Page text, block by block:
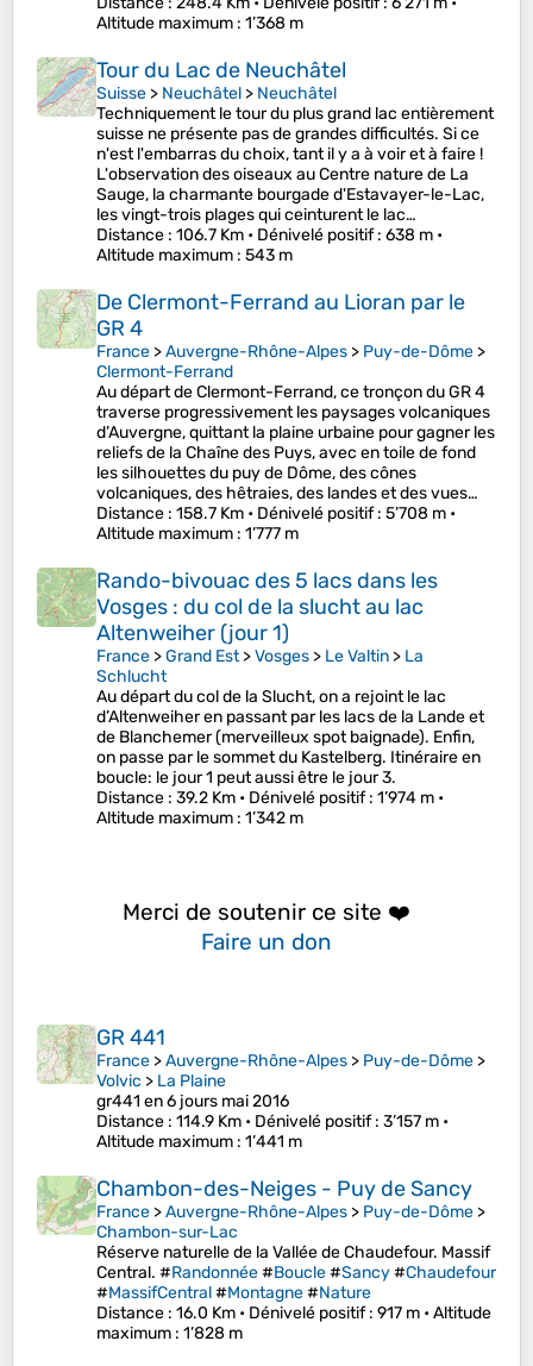
Altitude maximum : 1’368 m
Tour du Lac de Neuchâtel
Suisse > Neuchâtel > Neuchâtel
Techniquement le tour du plus grand lac entièrement
suisse ne présente pas de grandes difficultés. Si ce
n'est l'embarras du choix, tant il y a à voir et à faire !
L'observation des oiseaux au Centre nature de La
Sauge, la charmante bourgade d'Estavayer-le-Lac,
les vingt-trois plages qui ceinturent le lac…
Distance : 106.7 Km • Dénivelé positif: 638 m •
Altitude maximum : 543 m
De Clermont-Ferrand au Lioran par le
GR 4
France >Auvergne-Rhône-Alpes > Puy-de-Dôme >
Clermont-Ferrand
Au départ de Clermont-Ferrand, ce tronçon du GR 4
traverse progressivement les paysages volcaniques
d’Auvergne, quittant la plaine urbaine pour gagner les
reliefs de la Chaîne des Puys, avec en toile de fond
les silhouettes du puy de Dôme, des cônes
volcaniques, des hêtraies, des landes et des vues…
Distance : 158.7 Km • Dénivelé positif: 5’708 m •
Altitude maximum : 1’777 m
Rando-bivouac des 5 lacs dans les
Vosges : du col de la slucht au lac
Altenweiher (jour 1)
France >Grand Est>Vosges > Le Valtin > La
Schlucht
Au départ du col de la Slucht, on a rejoint le lac
d’Altenweiher en passant par les lacs de la Lande et
de Blanchemer (merveilleux spot baignade). Enfin,
on passe par le sommet du Kastelberg. Itinéraire en
boucle: le jour 1 peut aussi être le jour 3.
Distance : 39.2 Km • Dénivelé positif: 1’974 m •
Altitude maximum : 1’342 m
Merci de soutenir ce site ❤️
Faire un don
GR 441
France >Auvergne-Rhône-Alpes > Puy-de-Dôme >
Volvic > La Plaine
gr441 en 6 jours mai 2016
Distance : 114.9 Km • Dénivelé positif: 3’157 m •
Altitude maximum : 1’441 m
Chambon-des-Neiges - Puy de Sancy
France >Auvergne-Rhône-Alpes > Puy-de-Dôme >
Chambon-sur-Lac
Réserve naturelle de la Vallée de Chaudefour. Massif
Central. #Randonnée#Boucle#Sancy#Chaudefour
#MassifCentral#Montagne#Nature
Distance : 16.0 Km • Dénivelé positif: 917 m •Altitude
maximum : 1’828 m